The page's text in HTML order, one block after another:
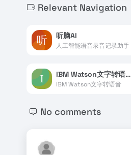
Relevant Navigation
听脑AI
人工智能语音录音记录助手
IBM Watson文字转语音
IBM Watson文字转语音
No comments